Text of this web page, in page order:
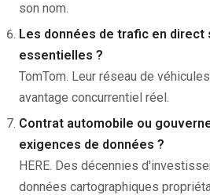
son nom.
Les données de trafic en direct
essentielles ?
TomTom. Leur réseau de
avantage concurrentiel réel.
Contrat automobile ou
exigences de données ?
HERE. Des décennies
données cartographiques